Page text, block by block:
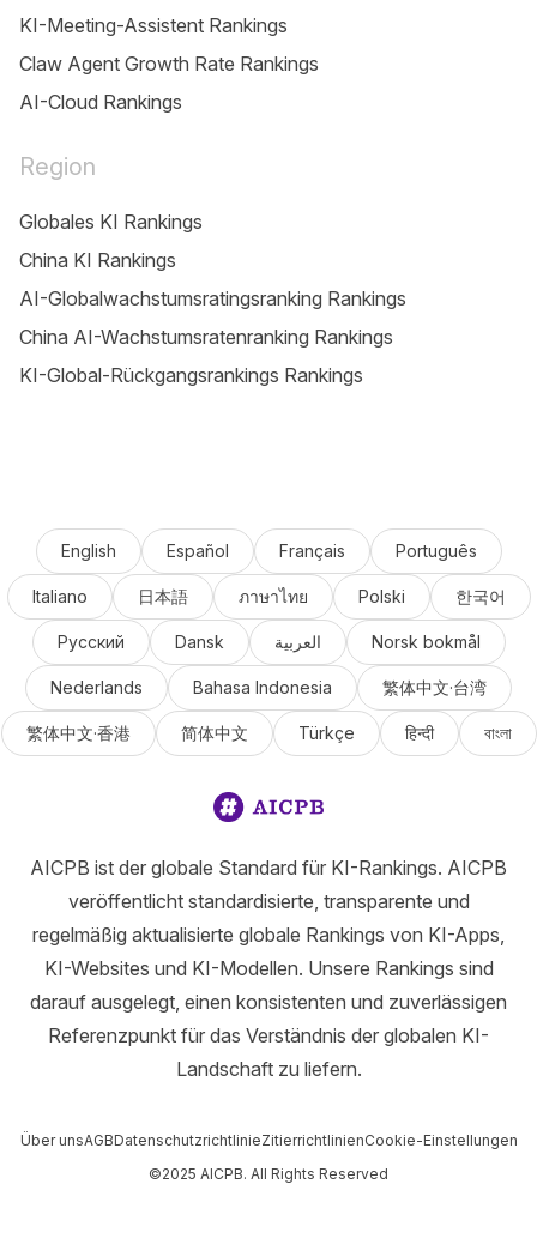
KI-Meeting-Assistent Rankings
Claw Agent Growth Rate Rankings
AI-Cloud Rankings
Region
Globales KI Rankings
China KI Rankings
AI-Globalwachstumsratingsranking Rankings
China AI-Wachstumsratenranking Rankings
KI-Global-Rückgangsrankings Rankings
English Español Français Português
Italiano 日本語 ภาษาไทย Polski 한국어
Русский Dansk العربية Norsk bokmål
Nederlands Bahasa Indonesia 繁体中文·台湾
繁体中文·香港 简体中文 Türkçe हिन्दी বাংলা
AICPB ist der globale Standard für KI-Rankings. AICPB
veröffentlicht standardisierte, transparente und
regelmäßig aktualisierte globale Rankings von KI-Apps,
KI-Websites und KI-Modellen. Unsere Rankings sind
darauf ausgelegt, einen konsistenten und zuverlässigen
Referenzpunkt für das Verständnis der globalen KI-
Landschaft zu liefern.
Über unsAGBDatenschutzrichtlinieZitierrichtlinienCookie-Einstellungen
©2025 AICPB. All Rights Reserved